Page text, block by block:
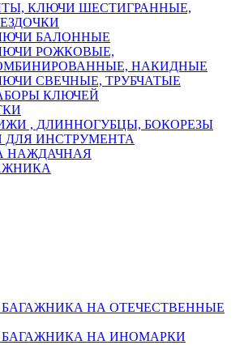
КЛЮЧИ ШЕСТИГРАННЫЕ,
БАЛОННЫЕ
РОЖКОВЫЕ,
НАКИДНЫЕ
СВЕЧНЫЕ, ТРУБЧАТЫЕ
КЛЮЧЕЙ
, ДЛИННОГУБЦЫ, БОКОРЕЗЫ
ИНСТРУМЕНТА
НАЖДАЧНАЯ
НА ОТЕЧЕСТВЕННЫЕ
НА ИНОМАРКИ